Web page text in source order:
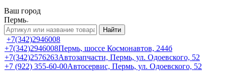
Ваш город
Пермь
Найти
+7(342)2946008
+7(342)2946008Пермь, шоссе Космонавтов, 244б
+7(342)2576263Автозапчасти, Пермь, ул. Одоевского, 52
+7 (922) 355-60-00Автосервис, Пермь, ул. Одоевского, 52